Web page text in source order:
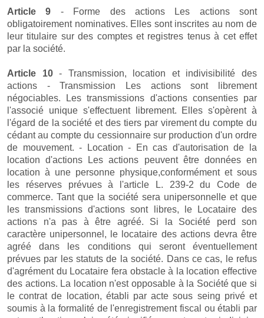
Article 9 - Forme des actions Les actions sont
obligatoirement nominatives. Elles sont inscrites au nom de
leur titulaire sur des comptes et registres tenus à cet effet
par la société.
Article 10- Transmission, location et indivisibilité des
actions - Transmission Les actions sont librement
négociables. Les transmissions d'actions consenties par
l'associé unique s'effectuent librement. Elles s'opèrent à
l'égard de la société et des tiers par virement du compte du
cédant au compte du cessionnaire sur production d'un ordre
de mouvement. - Location - En cas d'autorisation de la
location d'actions Les actions peuvent être données en
location à une personne physique,conformément et sous
les réserves prévues à l'article L. 239-2 du Code de
commerce. Tant que la société sera unipersonnelle et que
les transmissions d'actions sont libres, le Locataire des
actions n'a pas à être agréé. Si la Société perd son
caractère unipersonnel, le locataire des actions devra être
agréé dans les conditions qui seront éventuellement
prévues par les statuts de la société. Dans ce cas, le refus
d'agrément du Locataire fera obstacle à la location effective
des actions. La location n'est opposable à la Société que si
le contrat de location, établi par acte sous seing privé et
soumis à la formalité de l'enregistrement fiscal ou établi par